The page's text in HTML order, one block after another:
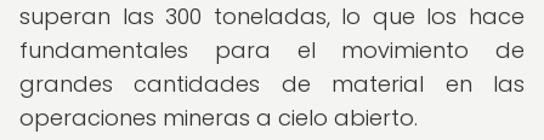
superan las 300 toneladas, lo que los hace
fundamentales para el movimiento de
grandes cantidades de material en las
operaciones mineras a cielo abierto.